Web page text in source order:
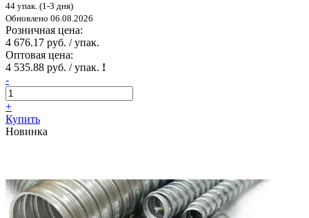
44 упак. (1-3 дня)
Обновлено 06.08.2026
Розничная цена:
4 676.17 руб. / упак.
Оптовая цена:
4 535.88 руб. / упак. !
-
+
Купить
Новинка